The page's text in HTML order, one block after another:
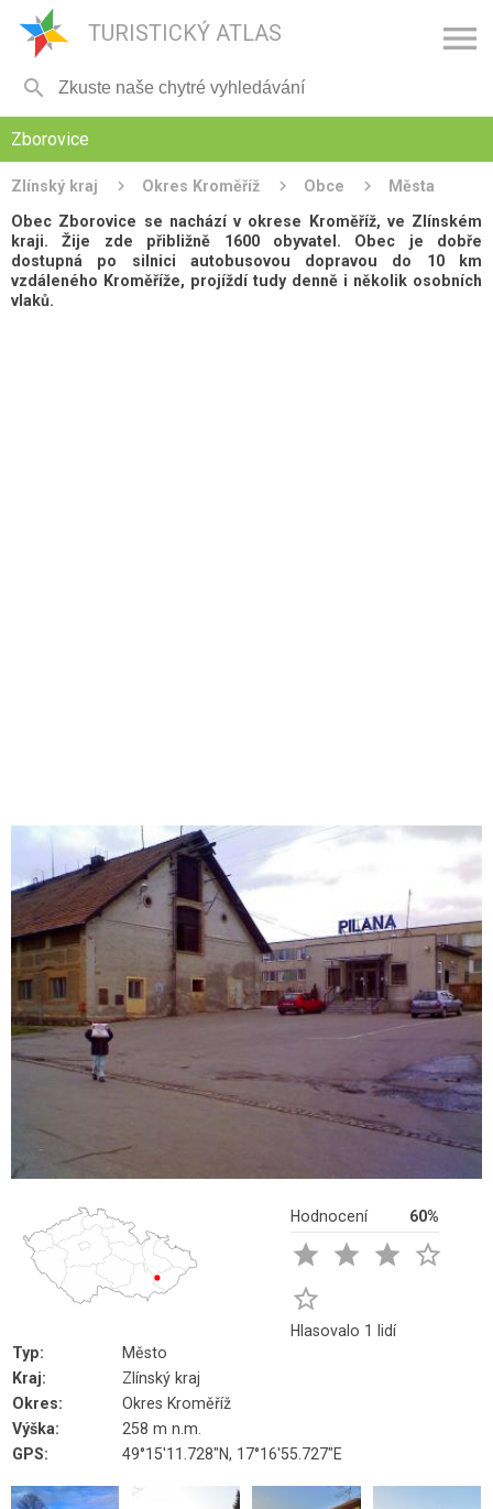
TURISTICKÝ ATLAS 

Zborovice
Zlínský kraj Okres Kroměříž Obce
Města
Obec Zborovice se nachází v okrese Kroměříž, ve Zlínském
kraji. Žije zde přibližně 1600 obyvatel. Obec je dobře
dostupná po silnici autobusovou dopravou do 10 km
vzdáleného Kroměříže, projíždí tudy denně i několik osobních
vlaků.
Hodnocení 60%
   

Hlasovalo 1 lidí
Typ:
Město
Kraj:
Zlínský kraj
Okres:
Okres Kroměříž
Výška:
258 m n.m.
GPS:
49°15'11.728"N, 17°16'55.727"E